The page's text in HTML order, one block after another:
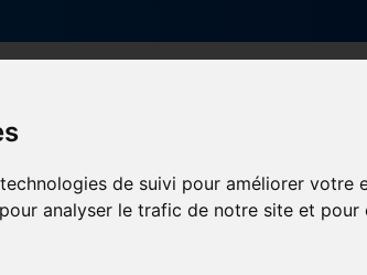
de suivi pour améliorer
analyser le trafic de notre site et